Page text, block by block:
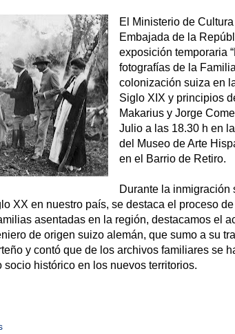
El Ministerio de
Embajada de la
exposición temporaria
fotografías de la
colonización suiza en
Siglo XIX y principios
Makarius y Jorge
Julio a las 18.30 h en
del Museo de Arte
en el Barrio de Retiro.
Durante la
XX en nuestro país, se destaca el proceso
asentadas en la región, destacamos el
de origen suizo alemán, que sumo a su
y contó que de los archivos familiares se
socio histórico en los nuevos territorios.